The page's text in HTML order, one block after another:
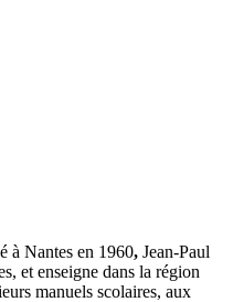
à Nantes en 1960, Jean-Paul
et enseigne dans la région
manuels scolaires, aux